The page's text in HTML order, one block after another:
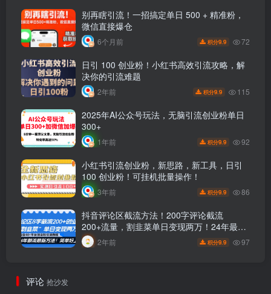
别再瞎引流！一招搞定单日 500 + 精准粉，
微信直接爆仓
6个月前 积分9.9 72
日引 100 创业粉！小红书高效引流攻略，解
决你的引流难题
2年前 积分9.9 115
2025年AI公众号玩法，无脑引流创业粉单日
300+
1年前 积分9.9 92
小红书引流创业粉，新思路，新工具，日引
100 创业粉！可挂机批量操作！
3年前 积分9.9 86
抖音评论区截流方法！200字评论截流
200+流量，割韭菜单日变现两万！24年最
新！2年前 积分9.9 97
评论 抢沙发